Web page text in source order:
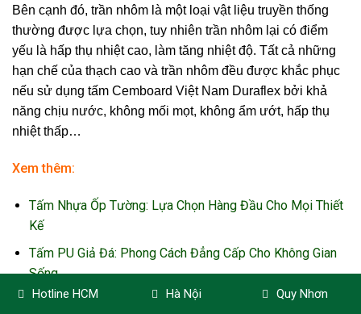
Bên cạnh đó, trần nhôm là một loại vật liệu truyền thống
thường được lựa chọn, tuy nhiên trần nhôm lại có điểm
yếu là hấp thụ nhiệt cao, làm tăng nhiệt độ. Tất cả những
hạn chế của thạch cao và trần nhôm đều được khắc phục
nếu sử dụng tấm Cemboard Việt Nam Duraflex bởi khả
năng chịu nước, không mối mọt, không ẩm ướt, hấp thụ
nhiệt thấp…
Xem thêm:
Tấm Nhựa Ốp Tường: Lựa Chọn Hàng Đầu Cho Mọi Thiết
Kế
Tấm PU Giả Đá: Phong Cách Đẳng Cấp Cho Không Gian
Sống
Sàn Nhựa Giả Gỗ: Đẳng Cấp và Sự Sang Trọng Cho
Hotline HCM Hà Nội Quy Nhơn